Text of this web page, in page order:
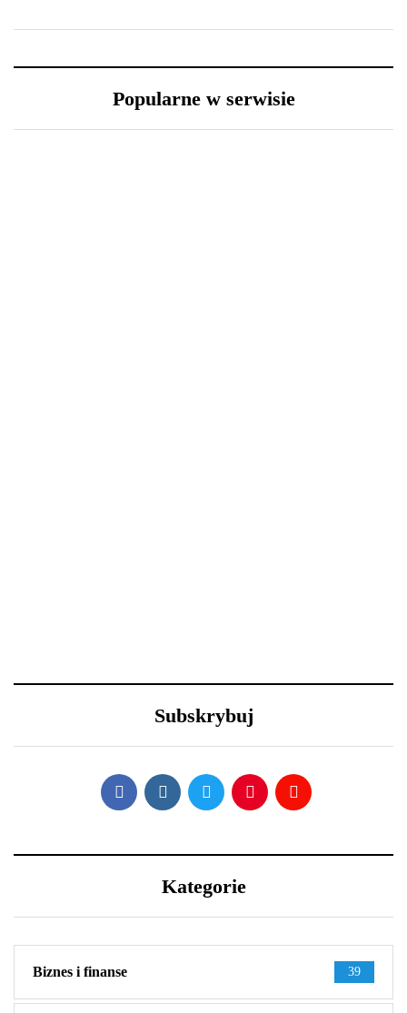
Popularne w serwisie
Nowy Rok – nowe
Efektowne fryzury
sylwestrowe – jak
wystylizować?
Subskrybuj
Kategorie
Biznes i finanse 39